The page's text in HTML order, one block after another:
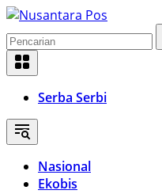
Langsung
ke
konten
Serba Serbi
Nasional
Ekobis